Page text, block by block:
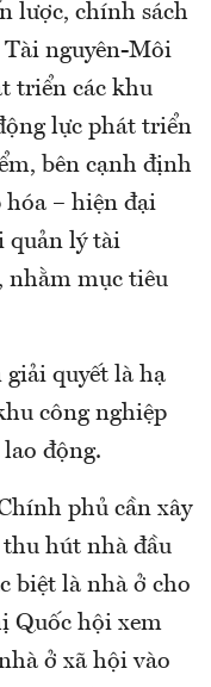
lược, chính sách
nguyên-Môi
triển các khu
lực phát triển
bên cạnh định
– hiện đại
quản lý tài
nhằm mục tiêu
giải quyết là hạ
công nghiệp
động.
phủ cần xây
hút nhà đầu
biệt là nhà ở cho
Quốc hội xem
ở xã hội vào